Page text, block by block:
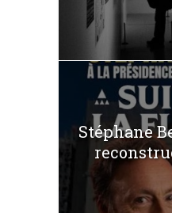
Stéphane